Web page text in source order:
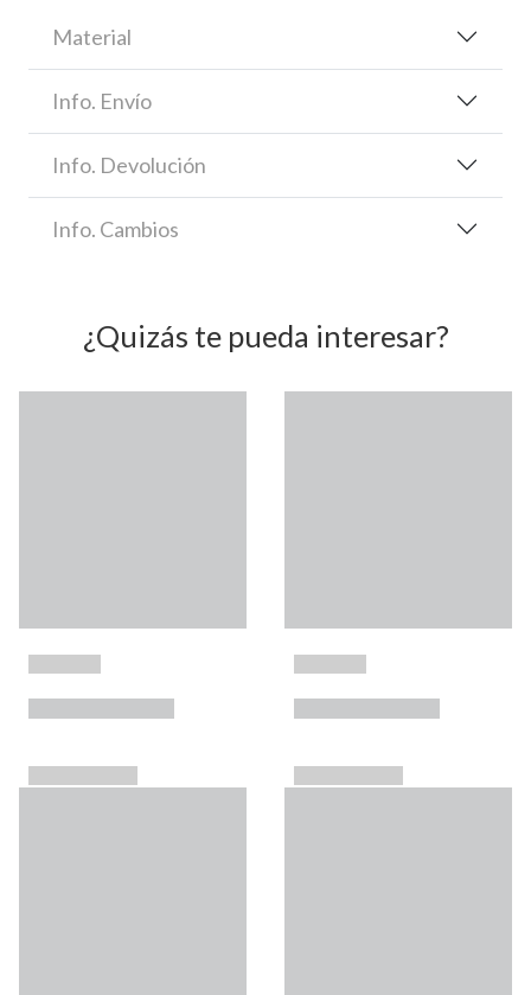
Material
Info. Envío
Info. Devolución
Info. Cambios
¿Quizás te pueda interesar?